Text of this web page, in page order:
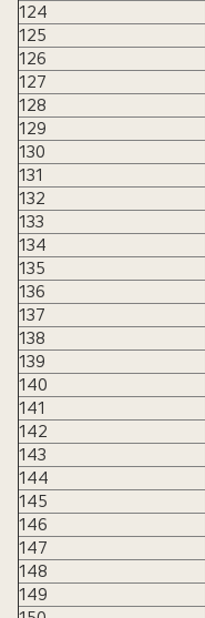
124
125
126
127
128
129
130
131
132
133
134
135
136
137
138
139
140
141
142
143
144
145
146
147
148
149